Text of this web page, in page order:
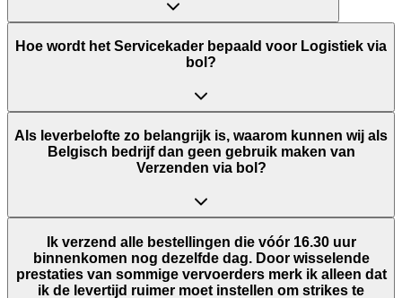
Hoe wordt het Servicekader bepaald voor Logistiek via
bol?
Als leverbelofte zo belangrijk is, waarom kunnen wij als
Belgisch bedrijf dan geen gebruik maken van
Verzenden via bol?
Ik verzend alle bestellingen die vóór 16.30 uur
binnenkomen nog dezelfde dag. Door wisselende
prestaties van sommige vervoerders merk ik alleen dat
ik de levertijd ruimer moet instellen om strikes te